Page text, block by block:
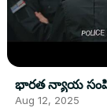
భారత న్యాయ
Aug 12, 2025